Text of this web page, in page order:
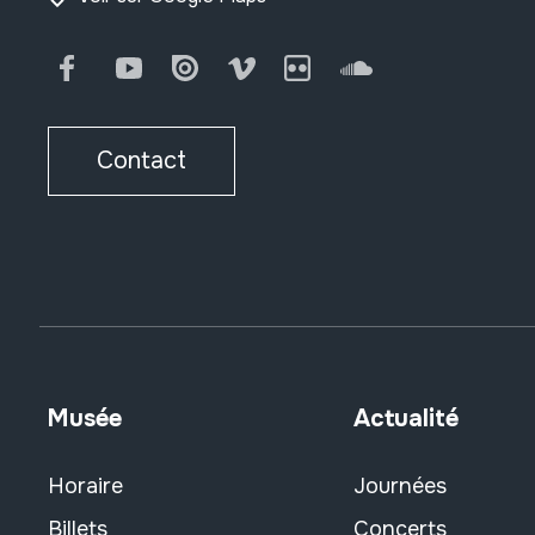
FacebookYoutubeIssuu Vimeo FlickrSoundCloud
Contact
Musée
Horaire
Billets
Actualité
Journées
Concerts